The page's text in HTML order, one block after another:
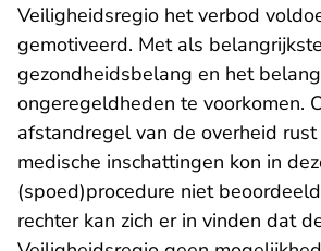
Veiligheidsregio het verbod
gemotiveerd. Met als
gezondheidsbelang en het
ongeregeldheden te voorkomen.
afstandregel van de overheid
medische inschattingen kon in
(spoed)procedure niet
rechter kan zich er in vinden dat